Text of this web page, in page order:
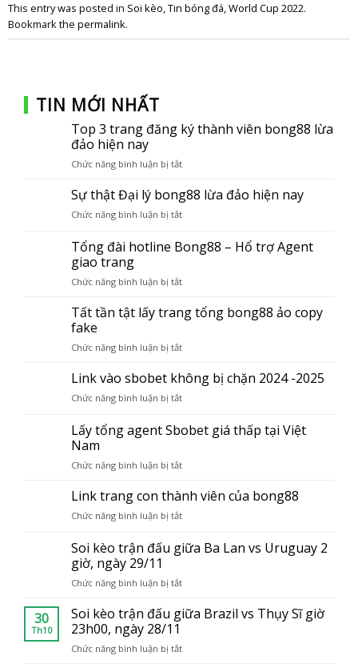
This entry was posted in Soi kèo,Tin bóng đá,World Cup 2022.
Bookmark the permalink.
TIN MỚI NHẤT
Top 3 trang đăng ký thành viên bong88 lừa
đảo hiện nay
Chức năng bình luận bị tắtở
3
trang
đăng
thành
viên
lừa
hiện
Sự thật Đại lý bong88 lừa đảo hiện nay
Chức năng bình luận bị tắtở
Đại
bong88
đảo
hiện
Tổng đài hotline Bong88 – Hổ trợ Agent
giao trang
Chức năng bình luận bị tắtở
đài
hotline
–
trợ
Agent
giao
Tất tần tật lấy trang tổng bong88 ảo copy
fake
Chức năng bình luận bị tắtở
tần
lấy
tổng
bong88
copy
Link vào sbobet không bị chặn 2024 -2025
Chức năng bình luận bị tắtở
vào
sbobet
bị
2024
Lấy tổng agent Sbobet giá thấp tại Việt
Nam
Chức năng bình luận bị tắtở
tổng
Sbobet
thấp
Nam
Link trang con thành viên của bong88
Chức năng bình luận bị tắtở
trang
con
viên
bong88
Soi kèo trận đấu giữa Ba Lan vs Uruguay 2
giờ, ngày 29/11
Chức năng bình luận bị tắtở
kèo
trận
giữa
30
Th10
Soi kèo trận đấu giữa Brazil vs Thụy Sĩ giờ
23h00, ngày 28/11
Chức năng bình luận bị tắtở